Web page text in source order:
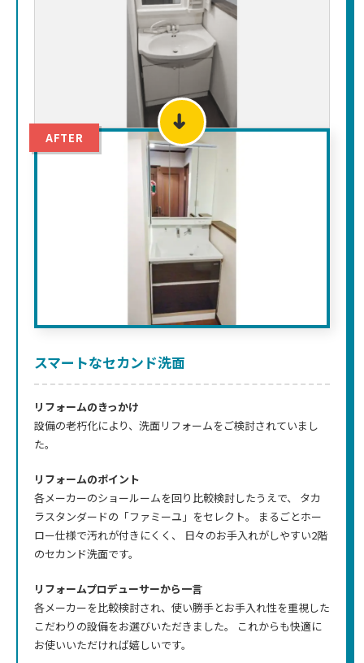
➜
AFTER
スマートなセカンド洗面
リフォームのきっかけ
設備の老朽化により、洗面リフォームをご検討されていまし
た。
リフォームのポイント
各メーカーのショールームを回り比較検討したうえで、 タカ
ラスタンダードの「ファミーユ」をセレクト。 まるごとホー
ロー仕様で汚れが付きにくく、 日々のお手入れがしやすい2階
のセカンド洗面です。
リフォームプロデューサーから一言
各メーカーを比較検討され、使い勝手とお手入れ性を重視した
こだわりの設備をお選びいただきました。 これからも快適に
お使いいただければ嬉しいです。